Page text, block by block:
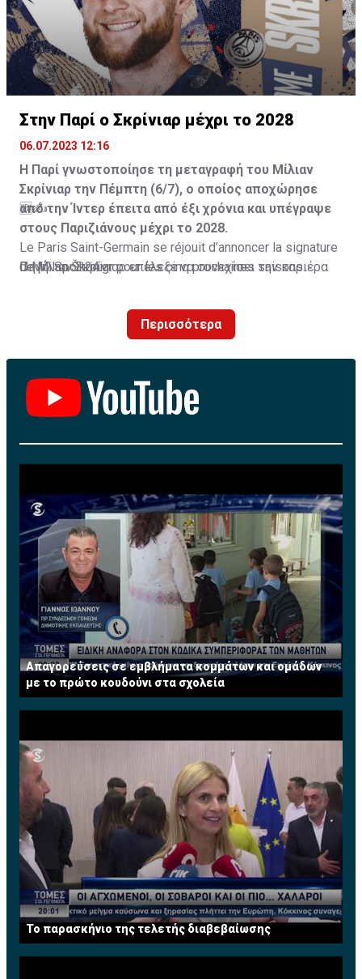
Στην Παρί ο Σκρίνιαρ μέχρι το 2028
06.07.2023 12:16
Η Παρί γνωστοποίησε τη μεταγραφή του Μίλιαν
Σκρίνιαρ την Πέμπτη (6/7), ο οποίος αποχώρησε
από την Ίντερ έπειτα από έξι χρόνια και υπέγραψε
στους Παριζιάνους μέχρι το 2028.
Ο Μίλιαν Σκρίνιαρ επέλεξε να συνεχίσει την καριέρα
Οι Παριζιάνοι ανακοίνωσαν την απόκτηση του
Σλοβάκου στόπερ την Πέμπτη (6/7), με τον οποίο και
συμφώνησαν για συμβόλαιο μέχρι το καλοκαίρι του
2028.
Ο Σκρίνιαρ για μία εξαετία ήταν ένας από τους
σωματοφύλακες της Ίντερ, έχοντας καταγράψει 246
🆕✍️
Le Paris Saint-Germain se réjouit d’annoncer la signature
de Milan Škriniar pour les cinq prochaines saisons.
#WelcomeŠkriniar
— Paris Saint-Germain (@PSG_inside)
Πηγή: Sport24.gr
Περισσότερα
Απαγορεύσεις σε εμβλήματα κομμάτων και ομάδων
με το πρώτο κουδούνι στα σχολεία
Το παρασκήνιο της τελετής διαβεβαίωσης